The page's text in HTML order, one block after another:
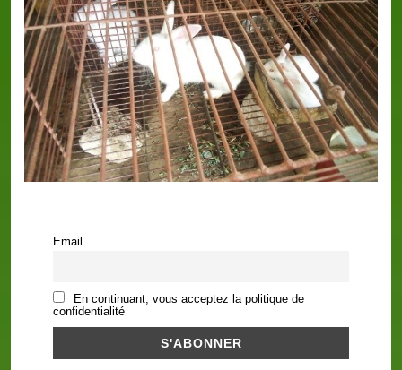
Email
En continuant, vous acceptez la politique de
confidentialité